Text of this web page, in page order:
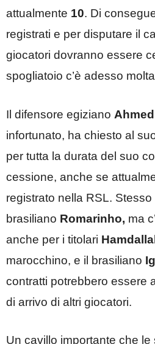
attualmente 10. Di
registrati e per disputare il
giocatori dovranno essere
spogliatoio c’è adesso
Il difensore egiziano
infortunato, ha chiesto al
per tutta la durata del suo
cessione, anche se
registrato nella RSL.
brasiliano Romarinho, ma
anche per i titolari
marocchino, e il brasiliano
contratti potrebbero essere
di arrivo di altri giocatori.
Un cavillo importante che